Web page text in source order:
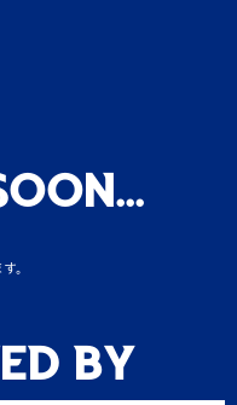
イベントに応募して素敵な商品
・キック…
。
by